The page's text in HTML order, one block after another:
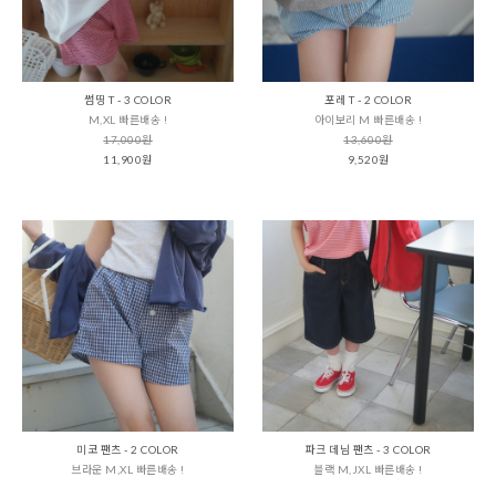
썸띵 T - 3 COLOR
M,XL 빠른배송 !
17,000원
11,900원
포레 T - 2 COLOR
아이보리 M 빠른배송 !
13,600원
9,520원
미코 팬츠 - 2 COLOR
브라운 M,XL 빠른배송 !
파크 데님 팬츠 - 3 COLOR
블랙 M,JXL 빠른배송 !